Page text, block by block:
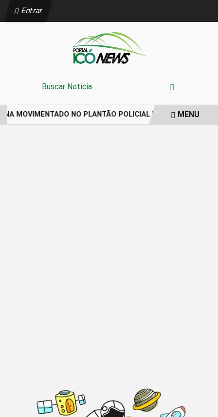
Entrar
MOVIMENTADO NO PLANTÃO POLICIAL DE ORÓSMENU